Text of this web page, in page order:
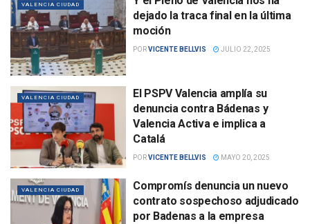
VALENCIA CIUDAD
dejado la traca final en la última
moción
PORVICENTE BELLVIS JULIO 22, 2025
VALENCIA CIUDAD
El PSPV Valencia amplía su
denuncia contra Bádenas y
Valencia Activa e implica a
Catalá
PORVICENTE BELLVIS MAYO 20, 2025
VALENCIA CIUDAD
Compromís denuncia un nuevo
contrato sospechoso adjudicado
por Badenas a la empresa